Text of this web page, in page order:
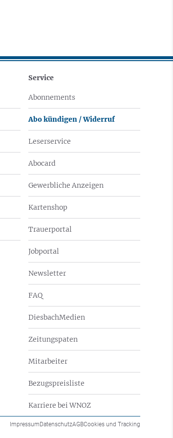
Service
Abonnements
Abo kündigen / Widerruf
Leserservice
Abocard
Gewerbliche Anzeigen
Kartenshop
Trauerportal
Jobportal
Newsletter
FAQ
DiesbachMedien
Zeitungspaten
Mitarbeiter
Bezugspreisliste
Karriere bei WNOZ
ImpressumDatenschutzAGBCookies und Tracking